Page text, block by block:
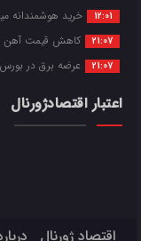
12:01 خرید هوشمندانه
21:07 کاهش قیمت آهن
21:07 عرضه برق در
اعتبار اقتصادژورنال
اقتصاد ژورنال